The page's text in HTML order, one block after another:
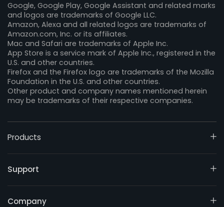
Google, Google Play, Google Assistant and related marks
and logos are trademarks of Google LLC.
Amazon, Alexa and all related logos are trademarks of
Amazon.com, Inc. or its affiliates.
Mac and Safari are trademarks of Apple Inc.
App Store is a service mark of Apple Inc., registered in the
U.S. and other countries.
Firefox and the Firefox logo are trademarks of the Mozilla
Foundation in the U.S. and other countries.
Other product and company names mentioned herein
may be trademarks of their respective companies.
Products
Support
Company